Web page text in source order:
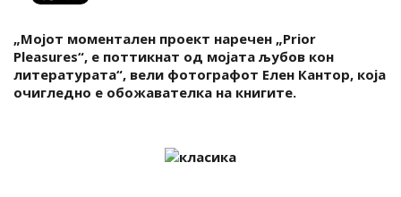
„Мојот моментален проект наречен „Prior
Pleasures“, е поттикнат од мојата љубов кон
литературата“, вели фотографот Елен Кантор, која
очигледно е обожавателка на книгите.